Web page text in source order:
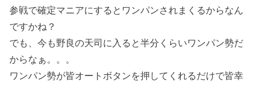
参戦で確定マニアにするとワンパンされまくるからなん
ですかね？
でも、今も野良の天司に入ると半分くらいワンパン勢だ
からなぁ。。。
ワンパン勢が皆オートボタンを押してくれるだけで皆幸